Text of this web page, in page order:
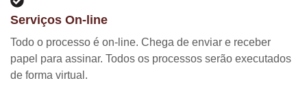
Serviços On-line
Todo o processo é on-line. Chega de enviar e receber
papel para assinar. Todos os processos serão executados
de forma virtual.